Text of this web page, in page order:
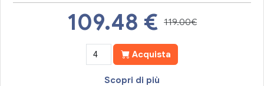
109.48 € 119.00€
Acquista
Scopri di più